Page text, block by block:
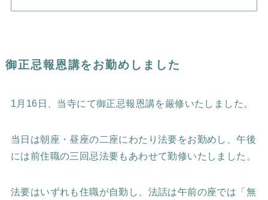
御正忌報恩講をお勤めしました
1月16日、当寺にて御正忌報恩講を厳修いたしました。
当日は朝座・昼座の二座にわたり法要をお勤めし、午後
には前住職の三回忌法要もあわせて勤修いたしました。
法要はいずれも住職が自勤し、法話は午前の座では「無